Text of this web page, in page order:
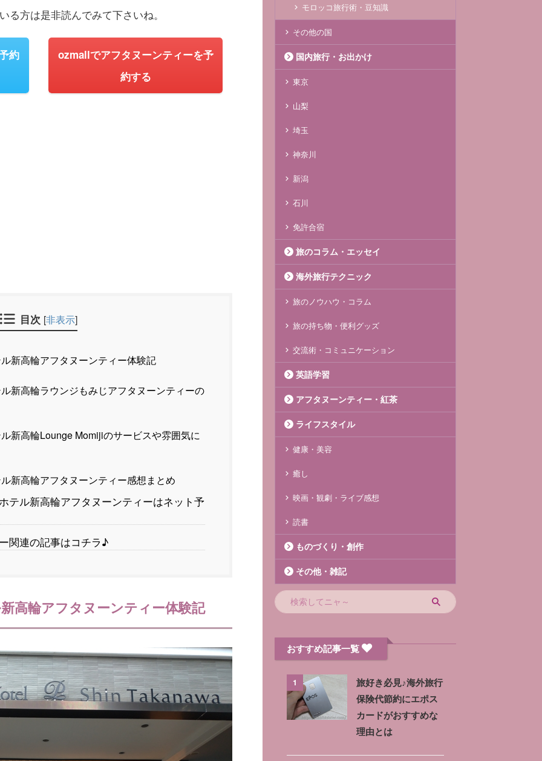
る方は是非読んでみて下さいね。
ozmallでアフタヌーンティーを予
約する
約
目次 [非表示]
新高輪アフタヌーンティー体験記
新高輪ラウンジもみじアフタヌーンティーの
新高輪Lounge Momijiのサービスや雰囲気に
新高輪アフタヌーンティー感想まとめ
テル新高輪アフタヌーンティーはネット予
関連の記事はコチラ♪
高輪アフタヌーンティー体験記
モロッコ旅行術・豆知識
その他の国
国内旅行・お出かけ
東京
山梨
埼玉
神奈川
新潟
石川
免許合宿
旅のコラム・エッセイ
海外旅行テクニック
旅のノウハウ・コラム
旅の持ち物・便利グッズ
交流術・コミュニケーション
英語学習
アフタヌーンティー・紅茶
ライフスタイル
健康・美容
癒し
映画・観劇・ライブ感想
読書
ものづくり・創作
その他・雑記
おすすめ記事一覧
1
旅好き必見♪海外旅行
保険代節約にエポス
カードがおすすめな
理由とは